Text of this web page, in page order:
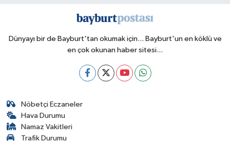
Dünyayı bir de Bayburt'tan okumak için... Bayburt'un en köklü ve
en çok okunan haber sitesi...
Nöbetçi Eczaneler
Hava Durumu
Namaz Vakitleri
Trafik Durumu